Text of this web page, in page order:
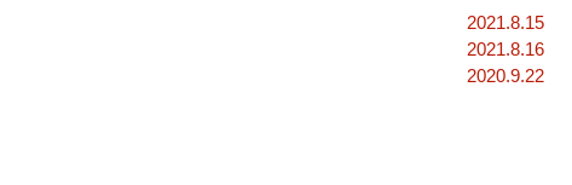
2021.8.15
2021.8.16
2020.9.22